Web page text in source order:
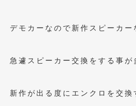
2021年3月(1)
2020年12月 (2)
デモカーなので新作スピーカー
急遽スピーカー交換をする事が
新作が出る度にエンクロを交換